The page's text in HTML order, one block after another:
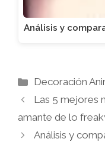
Análisis y
Categorías
Decoración
Las 5 mejores
amante de lo
Análisis y